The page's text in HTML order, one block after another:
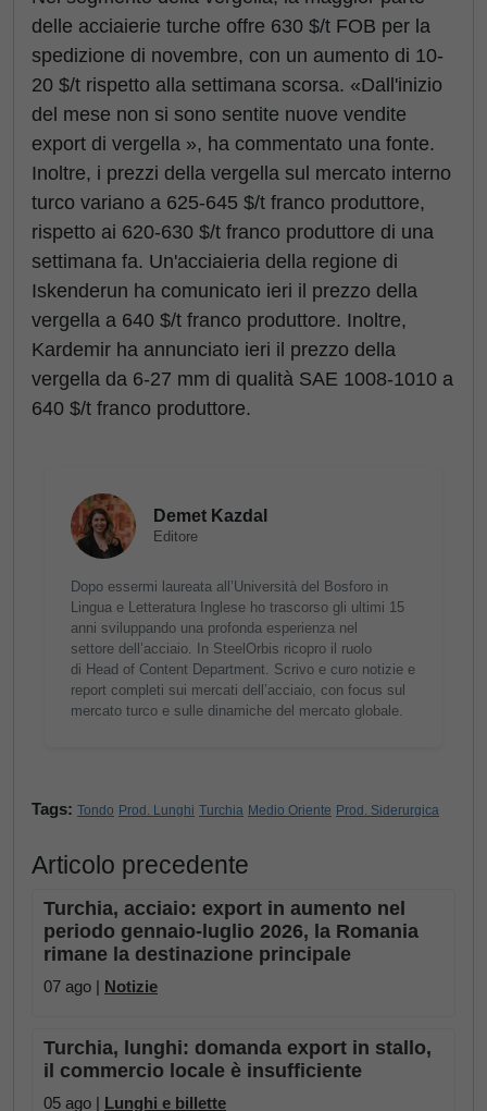
delle acciaierie turche offre 630 $/t FOB per la
spedizione di novembre, con un aumento di 10-
20 $/t rispetto alla settimana scorsa. «Dall'inizio
del mese non si sono sentite nuove vendite
export di vergella », ha commentato una fonte.
Inoltre, i prezzi della vergella sul mercato interno
turco variano a 625-645 $/t franco produttore,
rispetto ai 620-630 $/t franco produttore di una
settimana fa. Un'acciaieria della regione di
Iskenderun ha comunicato ieri il prezzo della
vergella a 640 $/t franco produttore. Inoltre,
Kardemir ha annunciato ieri il prezzo della
vergella da 6-27 mm di qualità SAE 1008-1010 a
640 $/t franco produttore.
Demet Kazdal
Editore
Dopo essermi laureata all’Università del Bosforo in
Lingua e Letteratura Inglese ho trascorso gli ultimi 15
anni sviluppando una profonda esperienza nel
settore dell’acciaio. In SteelOrbis ricopro il ruolo
di Head of Content Department. Scrivo e curo notizie e
report completi sui mercati dell’acciaio, con focus sul
mercato turco e sulle dinamiche del mercato globale.
Tags: Tondo Prod. Lunghi Turchia Medio Oriente Prod. Siderurgica
Articolo precedente
Turchia, acciaio: export in aumento nel
periodo gennaio-luglio 2026, la Romania
rimane la destinazione principale
07 ago | Notizie
Turchia, lunghi: domanda export in stallo,
il commercio locale è insufficiente
05 ago | Lunghi e billette